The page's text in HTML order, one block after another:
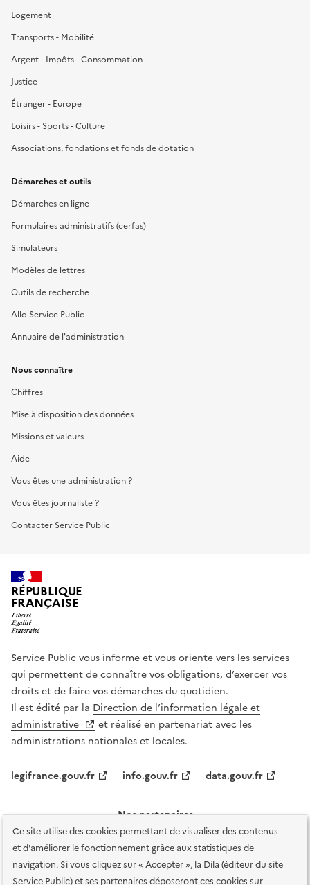
Ce site utilise des cookies permettant de visualiser des contenus
et d'améliorer le fonctionnement grâce aux statistiques de
navigation. Si vous cliquez sur « Accepter », la Dila (éditeur du site
Service Public) et ses partenaires déposeront ces cookies sur
Logement
Transports - Mobilité
Argent - Impôts - Consommation
Justice
Étranger - Europe
Loisirs - Sports - Culture
Associations, fondations et fonds de dotation
Démarches et outils
Démarches en ligne
Formulaires administratifs (cerfas)
Simulateurs
Modèles de lettres
Outils de recherche
Allo Service Public
Annuaire de l'administration
Nous connaître
Chiffres
Mise à disposition des données
Missions et valeurs
Aide
Vous êtes une administration ?
Vous êtes journaliste ?
Contacter Service Public
RÉPUBLIQUE
FRANÇAISE
Service Public vous informe et vous oriente vers les services
qui permettent de connaître vos obligations, d’exercer vos
droits et de faire vos démarches du quotidien.
Il est édité par la Direction de l’information légale et
administrative
et réalisé en partenariat avec les
administrations nationales et locales.
legifrance.gouv.fr info.gouv.fr data.gouv.fr
Nos partenaires